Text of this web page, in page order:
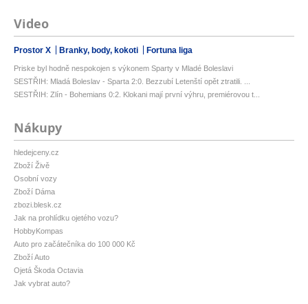
Video
Prostor X Branky, body, kokoti Fortuna liga
Priske byl hodně nespokojen s výkonem Sparty v Mladé Boleslavi
SESTŘIH: Mladá Boleslav - Sparta 2:0. Bezzubí Letenští opět ztratili. ...
SESTŘIH: Zlín - Bohemians 0:2. Klokani mají první výhru, premiérovou t...
Nákupy
hledejceny.cz
Zboží Živě
Osobní vozy
Zboží Dáma
zbozi.blesk.cz
Jak na prohlídku ojetého vozu?
HobbyKompas
Auto pro začátečníka do 100 000 Kč
Zboží Auto
Ojetá Škoda Octavia
Jak vybrat auto?